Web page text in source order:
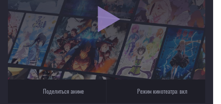
Для просмотра некоторых аниме необходимо установить VPN
Текущее воспроизведение：Вермейл в золотом: Сильнейший маг проходит через
магический мир с сильнейшей катастрофой
Поделиться аниме Режим кинотеатра:вкл